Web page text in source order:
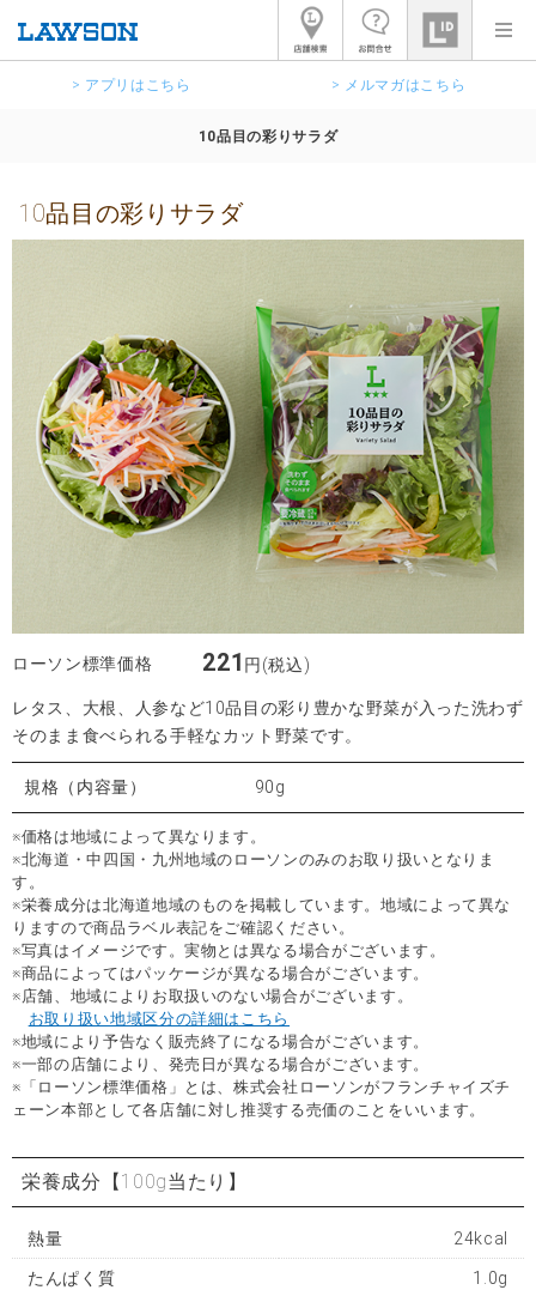
> アプリはこちら > メルマガはこちら
10品目の彩りサラダ
10品目の彩りサラダ
ローソン標準価格 221 円(税込)
レタス、大根、人参など10品目の彩り豊かな野菜が入った洗わず
そのまま食べられる手軽なカット野菜です。
規格（内容量） 90g
※価格は地域によって異なります。
※北海道・中四国・九州地域のローソンのみのお取り扱いとなりま
す。
※栄養成分は北海道地域のものを掲載しています。地域によって異な
りますので商品ラベル表記をご確認ください。
※写真はイメージです。実物とは異なる場合がございます。
※商品によってはパッケージが異なる場合がございます。
※店舗、地域によりお取扱いのない場合がございます。
お取り扱い地域区分の詳細はこちら
※地域により予告なく販売終了になる場合がございます。
※一部の店舗により、発売日が異なる場合がございます。
※「ローソン標準価格」とは、株式会社ローソンがフランチャイズチ
ェーン本部として各店舗に対し推奨する売価のことをいいます。
栄養成分 【100g当たり】
熱量 24kcal
たんぱく質 1.0g